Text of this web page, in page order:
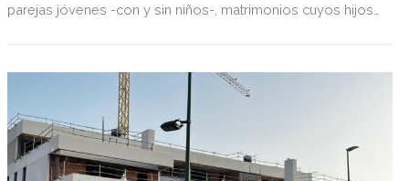
parejas jóvenes -con y sin niños-, matrimonios cuyos hijos